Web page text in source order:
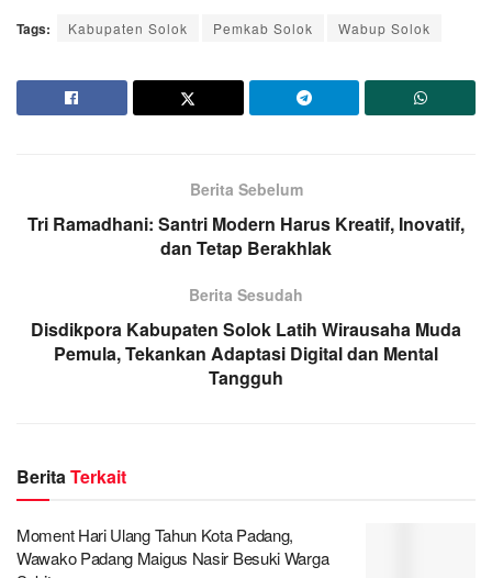
Tags: Kabupaten Solok Pemkab Solok Wabup Solok
Berita Sebelum
Tri Ramadhani: Santri Modern Harus Kreatif, Inovatif,
dan Tetap Berakhlak
Berita Sesudah
Disdikpora Kabupaten Solok Latih Wirausaha Muda
Pemula, Tekankan Adaptasi Digital dan Mental
Tangguh
BeritaTerkait
Moment Hari Ulang Tahun Kota Padang,
Wawako Padang Maigus Nasir Besuki Warga